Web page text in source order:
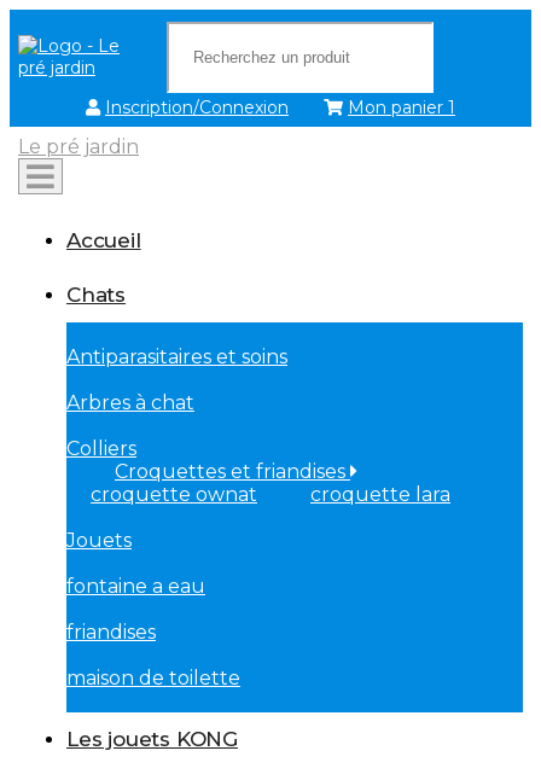
Inscription/Connexion Mon panier 1
Le pré jardin
Accueil
Chats
Antiparasitaires et soins
Arbres à chat
Colliers
Croquettes et friandises
croquette ownat
croquette lara
Jouets
fontaine a eau
friandises
maison de toilette
Les jouets KONG